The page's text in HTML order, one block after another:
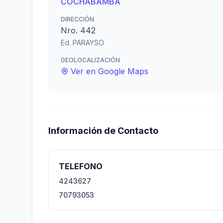
DIRECCIÓN
Nro. 442
Ed. PARAYSO
GEOLOCALIZACIÓN
Ver en Google Maps
Información de Contacto
TELEFONO
4243627
70793053